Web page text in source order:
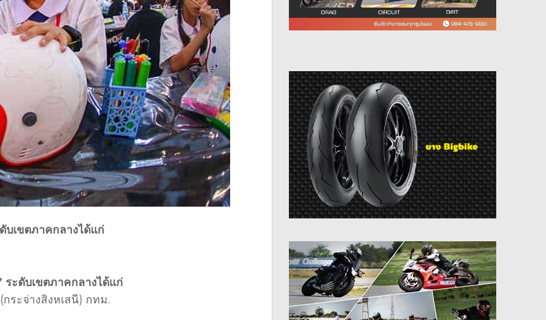
บเขตภาคกลางได้แก่
ระดับเขตภาคกลางได้แก่
ระจ่างสิงหเสนี) กทม.